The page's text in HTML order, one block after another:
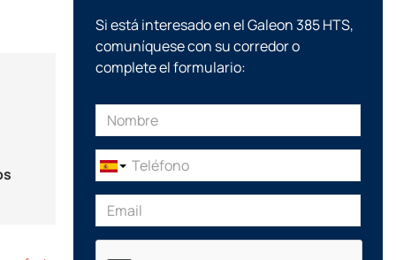
Si está interesado en el Galeon 385 HTS,
comuníquese con su corredor o
complete el formulario: